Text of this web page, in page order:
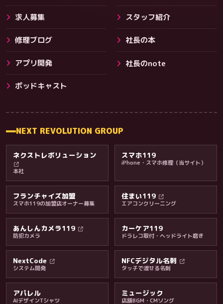
その他サービス
料金・保証・ご案内
求人募集 スタッフ紹介
修理ブログ 社長の本
アプリ開発 社長のnote
ポッドキャスト
NEXT REVOLUTION GROUP
ネクストレボリューション
本社
スマホ119
iPhone・スマホ修理（当サイト）
フランチャイズ加盟
スマホ119の加盟店オーナー募集
住まい119
エアコンクリーニング
あんしんカメラ119
防犯カメラ
カーケア119
ドラレコ取付・ヘッドライト磨き
NextCode
システム開発
NFCデジタル名刺
タッチで渡せる名刺
アパレル
AIデザインTシャツ
ミュージック
店舗BGM・CMソング